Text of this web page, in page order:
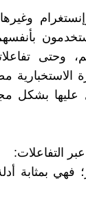
وحتى
الاستخبارية
عليها بشكل
التفاعلات:
فهي بمثابة